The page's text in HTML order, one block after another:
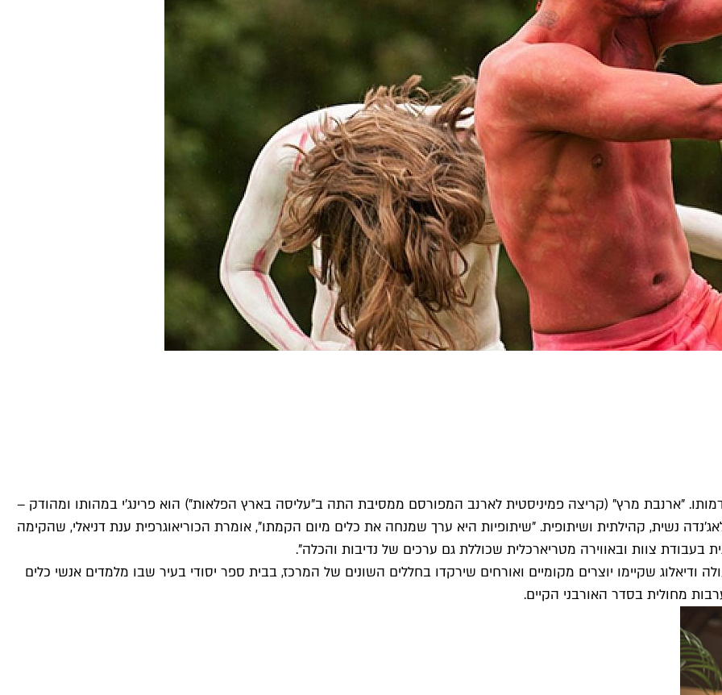
"ארנבת מרץ" (קריצה פמיניסטית לארנב המפורסם ממסיבת התה ב"עליסה בארץ הפלאות") הוא פרינג'י במהותו ומהודק –
נשית, קהילתית ושיתופית. "שיתופיות היא ערך שמנחה את כלים מיום הקמתו", אומרת הכוריאוגרפית ענת דניאלי, שהקימה
צוות ובאווירה מטריארכלית שכוללת גם ערכים של נדיבות והכלה".
ודיאלוג שקיימו יוצרים מקומיים ואורחים שירקדו בחללים השונים של המרכז, בבית ספר יסודי בעיר שבו מלמדים אנשי כלים
מחולית בסדר האורבני הקיים.